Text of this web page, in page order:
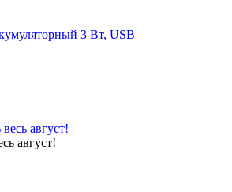
3 Вт, USB
август!